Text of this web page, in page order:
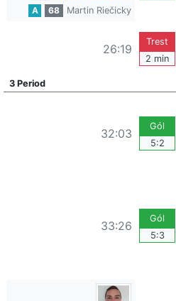
A 68 Martin Riečicky
26:19
Trest
2 min
3 Period
32:03
Gól
5:2
33:26
Gól
5:3